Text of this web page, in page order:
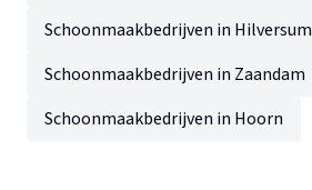
Schoonmaakbedrijven in Hilversum
Schoonmaakbedrijven in Zaandam
Schoonmaakbedrijven in Hoorn